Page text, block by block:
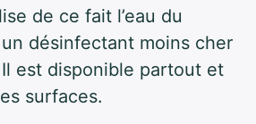
de ce fait l’eau du
un désinfectant moins cher
est disponible partout et
surfaces.